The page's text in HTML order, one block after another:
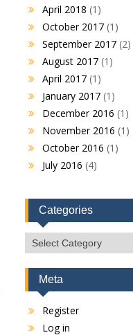
April 2018 (1)
October 2017(1)
September 2017(2)
August 2017(1)
April 2017(1)
January 2017(1)
December 2016 (1)
November 2016 (1)
October 2016 (1)
July 2016 (4)
Categories
Categories
Meta
Register
Log in